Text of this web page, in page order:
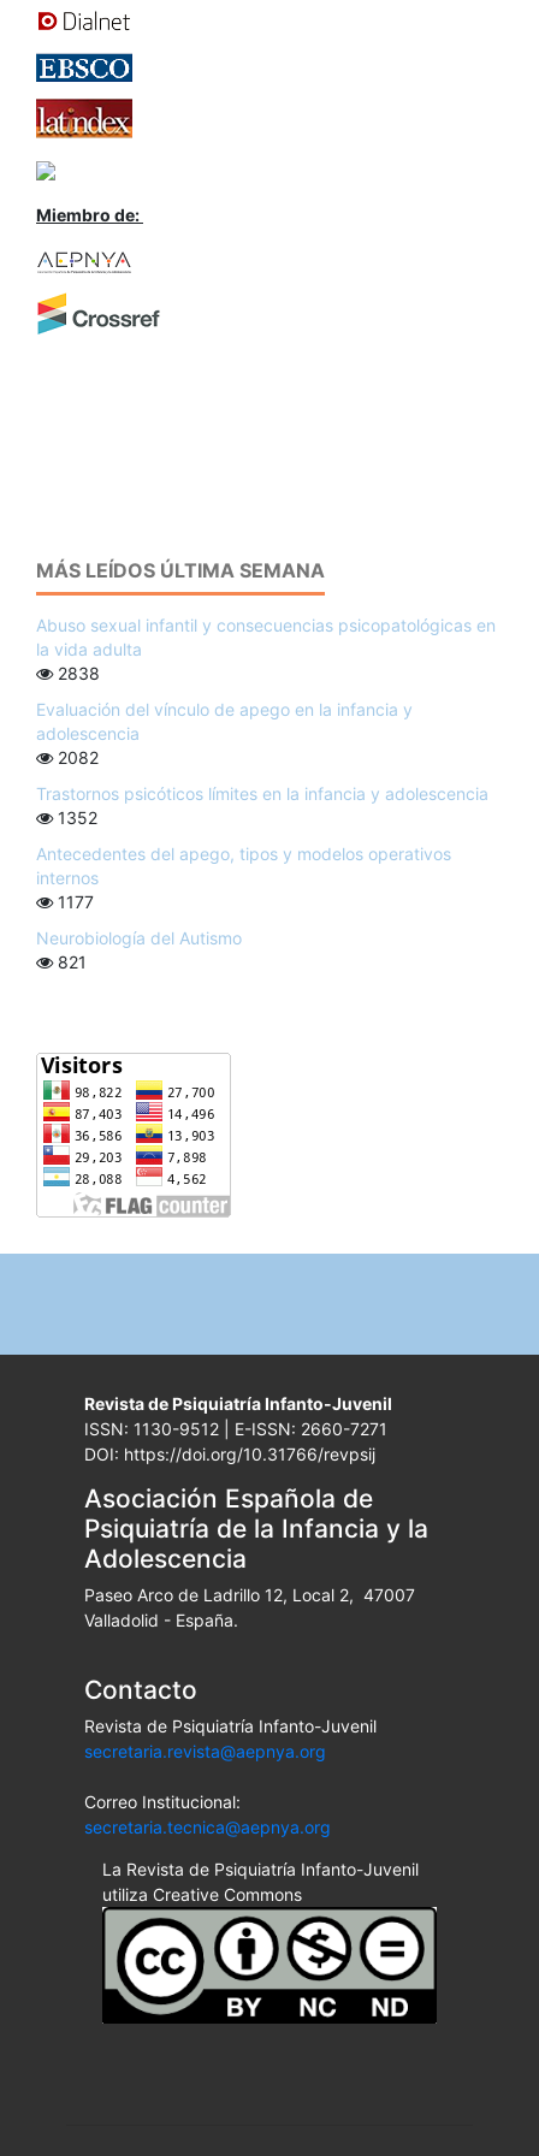
Miembro de:
MÁS LEÍDOS ÚLTIMA SEMANA
Abuso sexual infantil y consecuencias psicopatológicas en
la vida adulta
2838
Evaluación del vínculo de apego en la infancia y
adolescencia
2082
Trastornos psicóticos límites en la infancia y adolescencia
1352
Antecedentes del apego, tipos y modelos operativos
internos
1177
Neurobiología del Autismo
821
Revista de Psiquiatría Infanto-Juvenil
ISSN: 1130-9512 | E-ISSN: 2660-7271
DOI: https://doi.org/10.31766/revpsij
Asociación Española de
Psiquiatría de la Infancia y la
Adolescencia
Paseo Arco de Ladrillo 12, Local 2, 47007
Valladolid - España.
Contacto
Revista de Psiquiatría Infanto-Juvenil
secretaria.revista@aepnya.org
Correo Institucional:
secretaria.tecnica@aepnya.org
La Revista de Psiquiatría Infanto-Juvenil
utiliza Creative Commons